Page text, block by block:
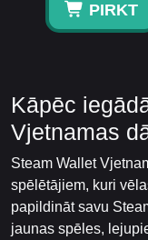
PIRKT
Kāpēc
Vjetnamas
Steam Wallet
spēlētājiem, kuri
papildināt savu
jaunas spēles,